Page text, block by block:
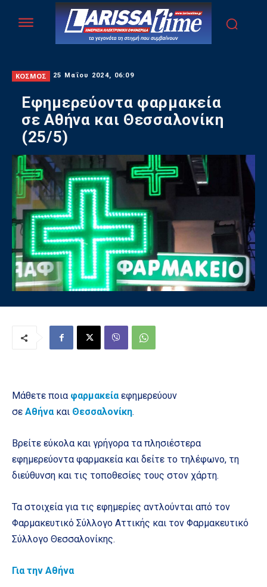
ΚΟΣΜΟΣ 25 Μαΐου 2024, 06:09
Εφημερεύοντα φαρμακεία
σε Αθήνα και Θεσσαλονίκη
(25/5)
Μάθετε ποια φαρμακείαεφημερεύουν
σε Αθήνακαι Θεσσαλονίκη.
Βρείτε εύκολα και γρήγορα τα πλησιέστερα
εφημερεύοντα φαρμακεία και δείτε το τηλέφωνο, τη
διεύθυνση και τις τοποθεσίες τους στον χάρτη.
Τα στοιχεία για τις εφημερίες αντλούνται από τον
Φαρμακευτικό Σύλλογο Αττικής και τον Φαρμακευτικό
Σύλλογο Θεσσαλονίκης.
Για την Αθήνα